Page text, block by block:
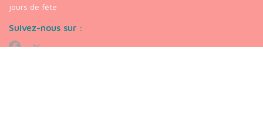
jours de fête
Suivez-nous sur :